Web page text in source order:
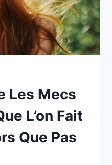
Les Mecs
L’on Fait
Que Pas